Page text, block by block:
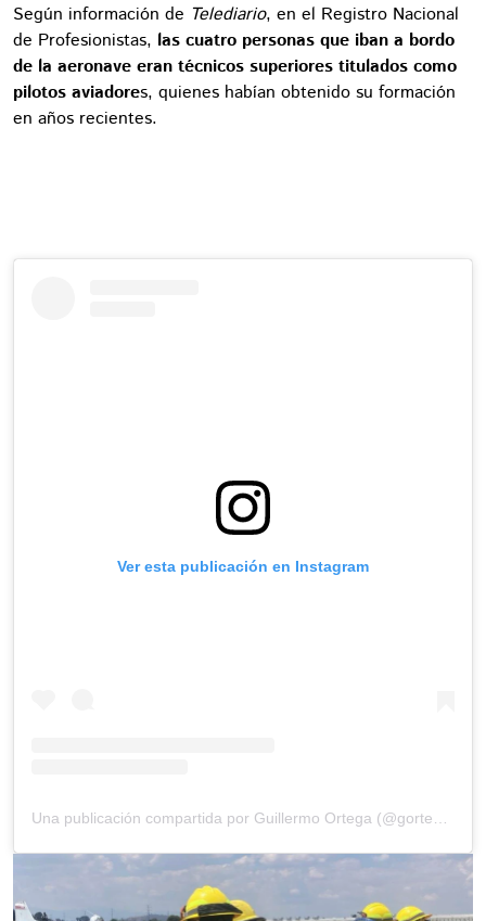
Según información de Telediario, en el Registro Nacional
de Profesionistas, las cuatro personas que iban a bordo
de la aeronave eran técnicos superiores titulados como
pilotos aviadores, quienes habían obtenido su formación
en años recientes.
Ver esta publicación en Instagram